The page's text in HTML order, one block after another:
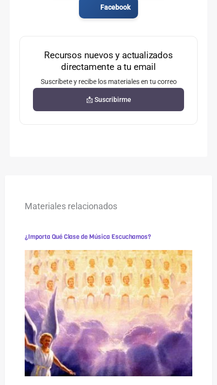
Facebook
Recursos nuevos y actualizados
directamente a tu email
Suscríbete y recibe los materiales en tu correo
📩 Suscribirme
Materiales relacionados
¿Importa Qué Clase de Música Escuchamos?